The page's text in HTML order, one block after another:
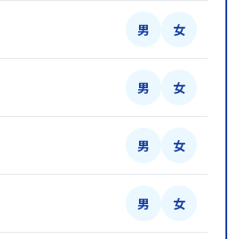
男 女
男 女
男 女
男 女